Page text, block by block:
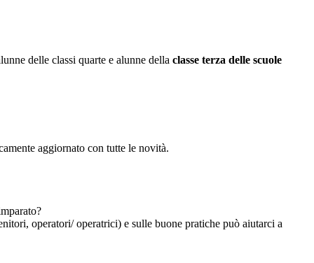
delle classi quarte e alunne della classe terza delle scuole
aggiornato con tutte le novità.
operatori/ operatrici) e sulle buone pratiche può aiutarci a